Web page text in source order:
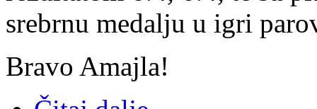
srebrnu medalju u igri
Bravo Amajla!